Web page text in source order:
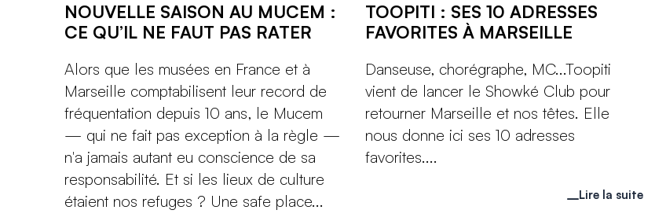
NOUVELLE SAISON AU MUCEM :
CE QU’IL NE FAUT PAS RATER
Alors que les musées en France et à
Marseille comptabilisent leur record de
fréquentation depuis 10 ans, le Mucem
— qui ne fait pas exception à la règle —
n'a jamais autant eu conscience de sa
responsabilité. Et si les lieux de culture
étaient nos refuges ? Une safe place...
TOOPITI : SES 10 ADRESSES
FAVORITES À MARSEILLE
Danseuse, chorégraphe, MC...Toopiti
vient de lancer le Showké Club pour
retourner Marseille et nos têtes. Elle
nous donne ici ses 10 adresses
favorites....
Lire la suite